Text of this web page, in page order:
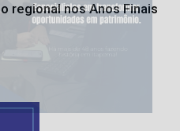
regional nos Anos Finais